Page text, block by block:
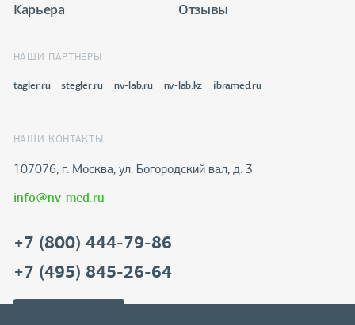
Карьера
Отзывы
НАШИ ПАРТНЕРЫ
tagler.ru stegler.ru nv-lab.ru nv-lab.kz ibramed.ru
НАШИ КОНТАКТЫ
107076, г. Москва, ул. Богородский вал, д. 3
info@nv-med.ru
+7 (800) 444-79-86
+7 (495) 845-26-64